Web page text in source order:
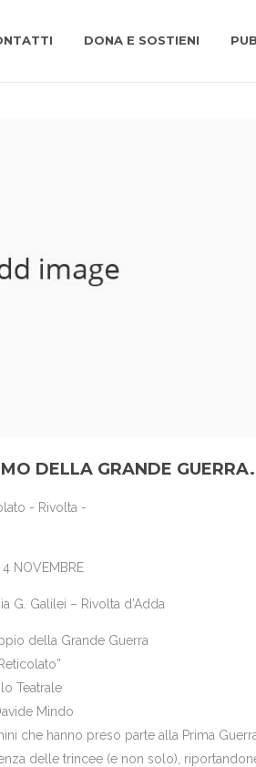
DONA E SOSTIENI
DELLA GRANDE GUERRA.
4 NOVEMBRE
G. Galilei – Rivolta d’Adda
della Grande Guerra
Teatrale
Mindo
che hanno preso parte alla Prima
delle trincee (e non solo),